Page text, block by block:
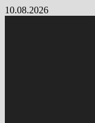
Skip
10.08.2026